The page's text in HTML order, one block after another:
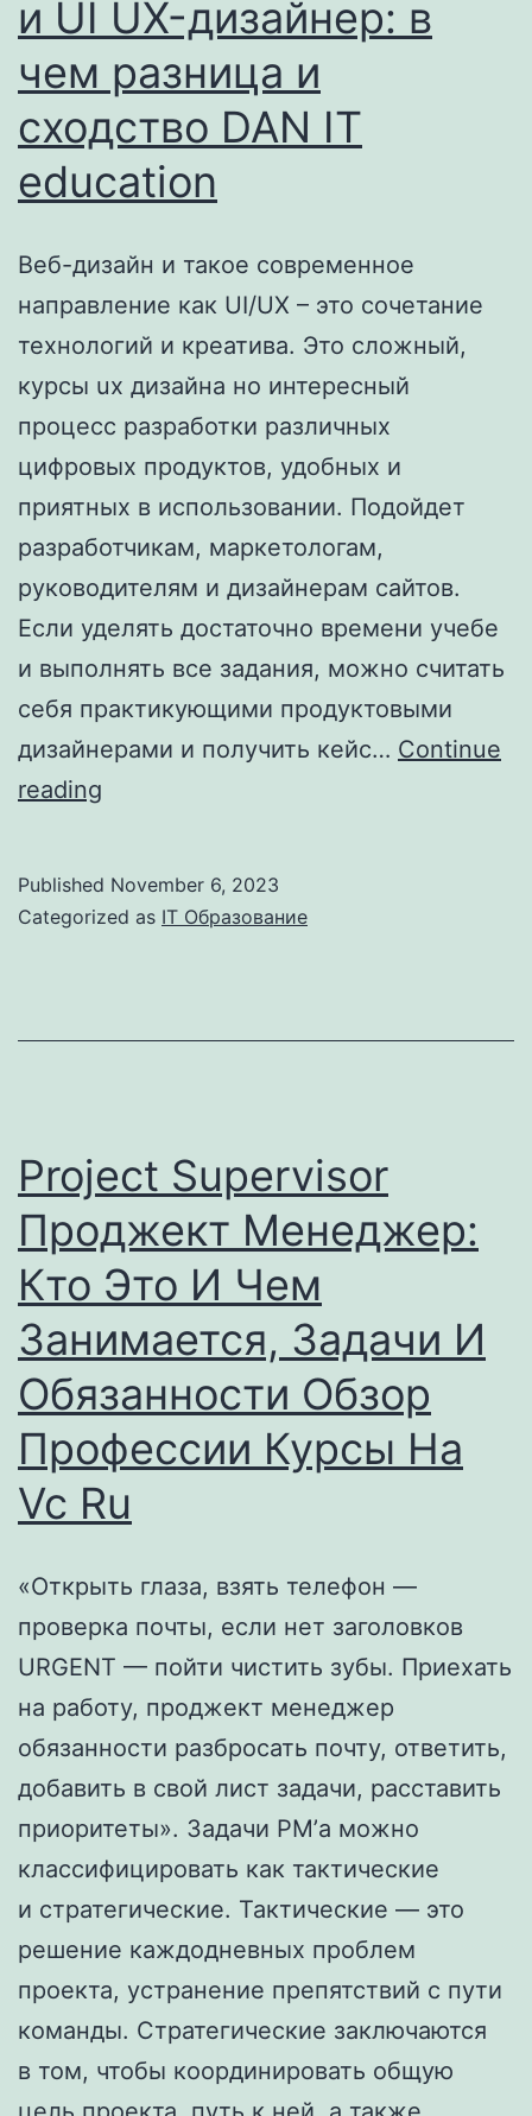
и UI UX-дизайнер: в
чем разница и
сходство DAN IT
education
Веб-дизайн и такое современное
направление как UI/UX – это сочетание
технологий и креатива. Это сложный,
курсы ux дизайна но интересный
процесс разработки различных
цифровых продуктов, удобных и
приятных в использовании. Подойдет
разработчикам, маркетологам,
руководителям и дизайнерам сайтов.
Если уделять достаточно времени учебе
и выполнять все задания, можно считать
себя практикующими продуктовыми
дизайнерами и получить кейс… Continue
reading
UI
сходство
DAN
IT
education
Published November 6, 2023
Categorized as IT Образование
Project Supervisor
Проджект Менеджер:
Кто Это И Чем
Занимается, Задачи И
Обязанности Обзор
Профессии Курсы На
Vc Ru
«Открыть глаза, взять телефон —
проверка почты, если нет заголовков
URGENT — пойти чистить зубы. Приехать
на работу, проджект менеджер
обязанности разбросать почту, ответить,
добавить в свой лист задачи, расставить
приоритеты». Задачи PM’а можно
классифицировать как тактические
и стратегические. Тактические — это
решение каждодневных проблем
проекта, устранение препятствий с пути
команды. Стратегические заключаются
в том, чтобы координировать общую